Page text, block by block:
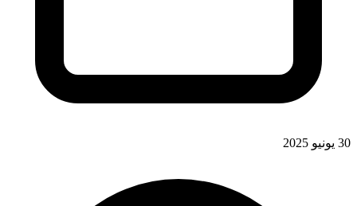
30 يونيو 2025